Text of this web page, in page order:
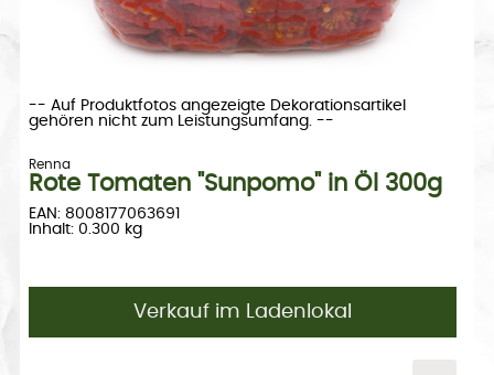
-- Auf Produktfotos angezeigte Dekorationsartikel
gehören nicht zum Leistungsumfang. --
Renna
Rote Tomaten "Sunpomo" in Öl 300g
EAN: 8008177063691
Inhalt: 0.300 kg
Verkauf im Ladenlokal